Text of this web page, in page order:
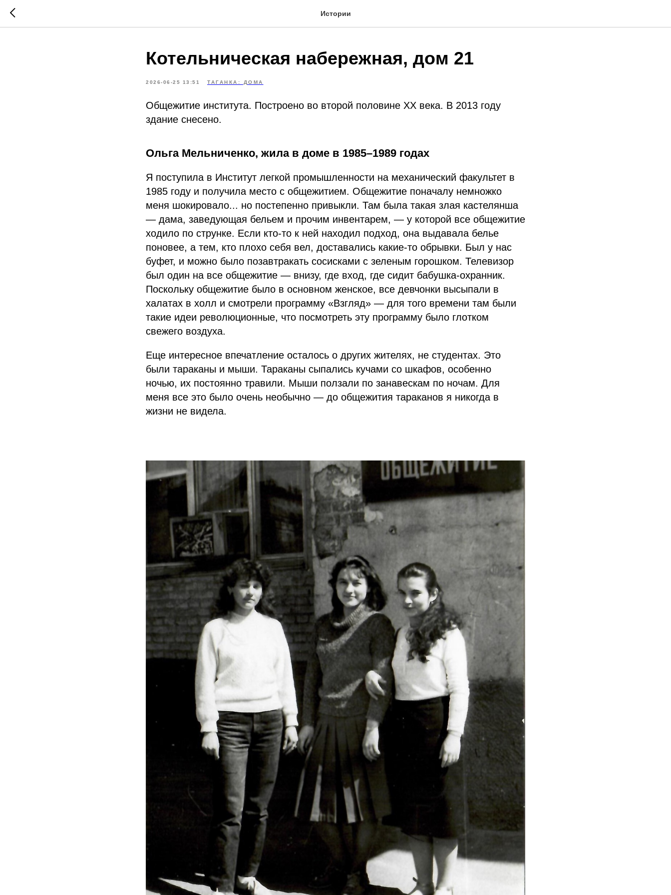
Истории
Котельническая набережная, дом 21
2026-06-25 13:51 ТАГАНКА: ДОМА
Общежитие института. Построено во второй половине XX века. В 2013 году
здание снесено.
Ольга Мельниченко, жила в доме в 1985–1989 годах
Я поступила в Институт легкой промышленности на механический факультет в
1985 году и получила место с общежитием. Общежитие поначалу немножко
меня шокировало... но постепенно привыкли. Там была такая злая кастелянша
— дама, заведующая бельем и прочим инвентарем, — у которой все общежитие
ходило по струнке. Если кто-то к ней находил подход, она выдавала белье
поновее, а тем, кто плохо себя вел, доставались какие-то обрывки. Был у нас
буфет, и можно было позавтракать сосисками с зеленым горошком. Телевизор
был один на все общежитие — внизу, где вход, где сидит бабушка-охранник.
Поскольку общежитие было в основном женское, все девчонки высыпали в
халатах в холл и смотрели программу «Взгляд» — для того времени там были
такие идеи революционные, что посмотреть эту программу было глотком
свежего воздуха.
Еще интересное впечатление осталось о других жителях, не студентах. Это
были тараканы и мыши. Тараканы сыпались кучами со шкафов, особенно
ночью, их постоянно травили. Мыши ползали по занавескам по ночам. Для
меня все это было очень необычно — до общежития тараканов я никогда в
жизни не видела.